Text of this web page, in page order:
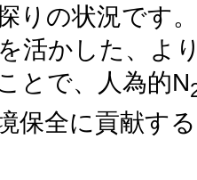
りの状況です
活かした、よ
とで、人為的N
保全に貢献す